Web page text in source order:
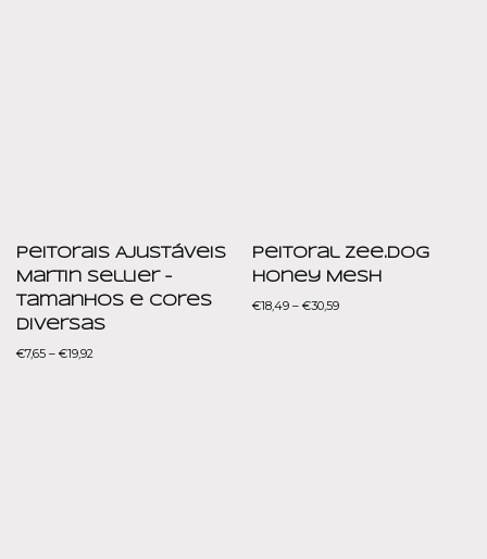
Peitorais Ajustáveis
Martin Sellier –
Tamanhos e cores
diversas
€7,65 – €19,92
Peitoral Zee.dog
Honey Mesh
€18,49 – €30,59